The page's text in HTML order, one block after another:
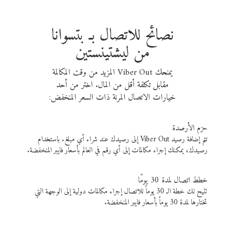
نصائح للاتصال بـ بتسوانا
من ليشتينستين
يمنحك Viber Out المزيد من وقت المكالمة
مقابل تكلفة أقل من المال. اختر من أحد
خيارات الاتصال المرنة ذات السعر المنخفض:
حزم الأرصدة
تتم إضافة رصيد Viber Out إلى رصيدك عند شراء أي مبلغ. باستخدام
رصيدك، يمكنك إجراء مكالمات إلى أي رقم في العالم بأسعار فايبر المنخفضة.
خطط اتصال لمدة 30 يومًا
تتيح لك خطة الـ 30 يوماً للاتصال إجراء مكالمات دولية إلى الوجهة التي
تختارها لمدة 30 يوماً بأسعار فايبر المنخفضة.